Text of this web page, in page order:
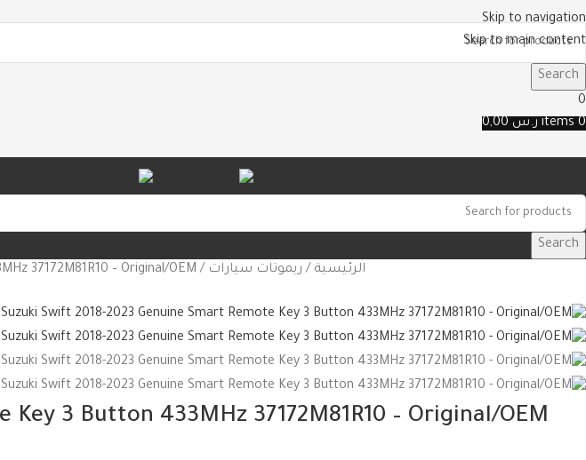
Skip to navigation
Skip to main content
Search
0
0
items ر.س
Search
الرئيسية
ريموتات سيارات
37172M81R10 – Original/OEM
3 Button 433MHz 37172M81R10 – Original/OEM